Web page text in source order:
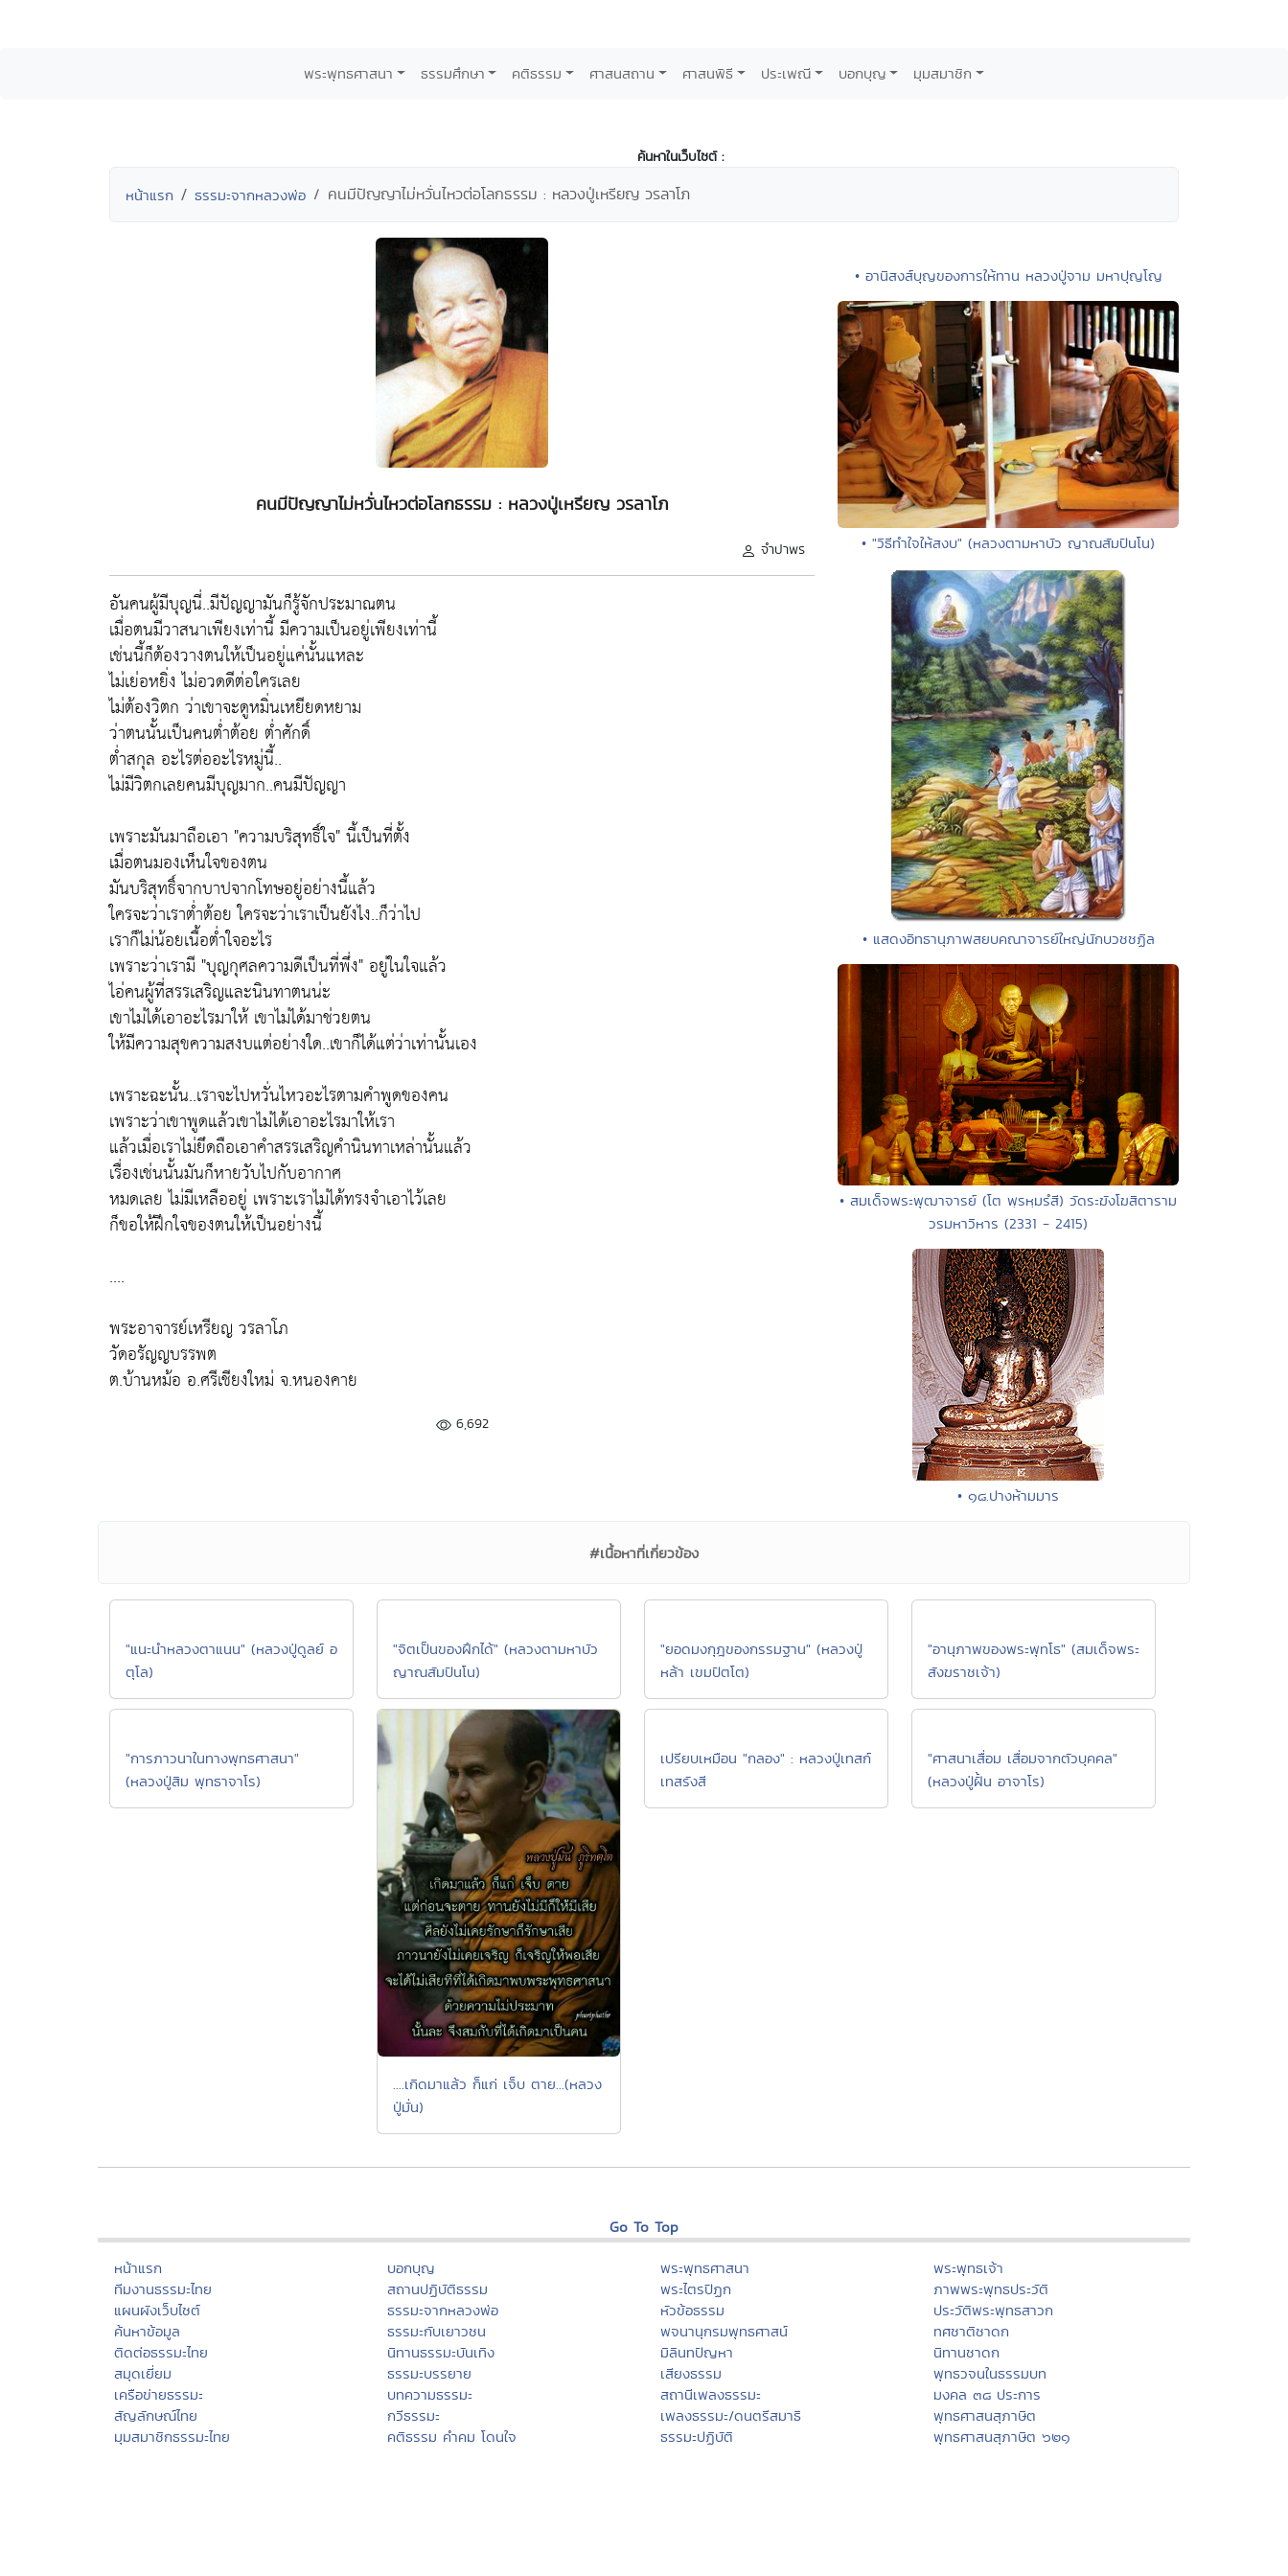
พระพุทธศาสนา ธรรมศึกษา คติธรรม ศาสนสถาน ศาสนพิธี ประเพณี บอกบุญ มุมสมาชิก
ค้นหาในเว็บไซต์ :
หน้าแรก ธรรมะจากหลวงพ่อ คนมีปัญญาไม่หวั่นไหวต่อโลกธรรม : หลวงปู่เหรียญ วรลาโภ
คนมีปัญญาไม่หวั่นไหวต่อโลกธรรม : หลวงปู่เหรียญ วรลาโภ
จำปาพร
อันคนผู้มีบุญนี่..มีปัญญามันก็รู้จักประมาณตน
เมื่อตนมีวาสนาเพียงเท่านี้ มีความเป็นอยู่เพียงเท่านี้
เช่นนี้ก็ต้องวางตนให้เป็นอยู่แค่นั้นแหละ
ไม่เย่อหยิ่ง ไม่อวดดีต่อใครเลย
ไม่ต้องวิตก ว่าเขาจะดูหมิ่นเหยียดหยาม
ว่าตนนั้นเป็นคนต่ำต้อย ต่ำศักดิ์
ต่ำสกุล อะไรต่ออะไรหมู่นี้..
ไม่มีวิตกเลยคนมีบุญมาก..คนมีปัญญา
เพราะมันมาถือเอา "ความบริสุทธิ์ใจ" นี้เป็นที่ตั้ง
เมื่อตนมองเห็นใจของตน
มันบริสุทธิ์จากบาปจากโทษอยู่อย่างนี้แล้ว
ใครจะว่าเราต่ำต้อย ใครจะว่าเราเป็นยังไง..ก็ว่าไป
เราก็ไม่น้อยเนื้อต่ำใจอะไร
เพราะว่าเรามี "บุญกุศลความดีเป็นที่พึ่ง" อยู่ในใจแล้ว
ไอ่คนผู้ที่สรรเสริญและนินทาตนน่ะ
เขาไม่ได้เอาอะไรมาให้ เขาไม่ได้มาช่วยตน
ให้มีความสุขความสงบแต่อย่างใด..เขาก็ได้แต่ว่าเท่านั้นเอง
เพราะฉะนั้น..เราจะไปหวั่นไหวอะไรตามคำพูดของคน
เพราะว่าเขาพูดแล้วเขาไม่ได้เอาอะไรมาให้เรา
แล้วเมื่อเราไม่ยึดถือเอาคำสรรเสริญคำนินทาเหล่านั้นแล้ว
เรื่องเช่นนั้นมันก็หายวับไปกับอากาศ
หมดเลย ไม่มีเหลืออยู่ เพราะเราไม่ได้ทรงจำเอาไว้เลย
ก็ขอให้ฝึกใจของตนให้เป็นอย่างนี้
....
พระอาจารย์เหรียญ วรลาโภ
วัดอรัญญบรรพต
ต.บ้านหม้อ อ.ศรีเชียงใหม่ จ.หนองคาย
6,692
• อานิสงส์บุญของการให้ทาน หลวงปู่จาม มหาปุญโญ
• "วิธีทำใจให้สงบ" (หลวงตามหาบัว ญาณสัมปันโน)
• แสดงอิทธานุภาพสยบคณาจารย์ใหญ่นักบวชชฏิล
• สมเด็จพระพุฒาจารย์ (โต พฺรหฺมรํสี) วัดระฆังโฆสิตาราม
วรมหาวิหาร (2331 - 2415)
• ๑๘.ปางห้ามมาร
#เนื้อหาที่เกี่ยวข้อง
"แนะนำหลวงตาแนน" (หลวงปู่ดูลย์ อ
ตุโล)
"จิตเป็นของฝึกได้" (หลวงตามหาบัว
ญาณสัมปันโน)
"ยอดมงกุฎของกรรมฐาน" (หลวงปู่
หล้า เขมปัตโต)
"อานุภาพของพระพุทโธ" (สมเด็จพระ
สังฆราชเจ้า)
"การภาวนาในทางพุทธศาสนา"
(หลวงปู่สิม พุทธาจาโร)
....เกิดมาแล้ว ก็แก่ เจ็บ ตาย...(หลวง
ปู่มั่น)
เปรียบเหมือน "กลอง" : หลวงปู่เทสก์
เทสรังสี
"ศาสนาเสื่อม เสื่อมจากตัวบุคคล"
(หลวงปู่ฝั้น อาจาโร)
Go To Top
หน้าแรก
ทีมงานธรรมะไทย
แผนผังเว็บไซต์
ค้นหาข้อมูล
ติดต่อธรรมะไทย
สมุดเยี่ยม
เครือข่ายธรรมะ
สัญลักษณ์ไทย
มุมสมาชิกธรรมะไทย
บอกบุญ
สถานปฏิบัติธรรม
ธรรมะจากหลวงพ่อ
ธรรมะกับเยาวชน
นิทานธรรมะบันเทิง
ธรรมะบรรยาย
บทความธรรมะ
กวีธรรมะ
คติธรรม คำคม โดนใจ
พระพุทธศาสนา
พระไตรปิฏก
หัวข้อธรรม
พจนานุกรมพุทธศาสน์
มิลินทปัญหา
เสียงธรรม
สถานีเพลงธรรมะ
เพลงธรรมะ/ดนตรีสมาธิ
ธรรมะปฏิบัติ
พระพุทธเจ้า
ภาพพระพุทธประวัติ
ประวัติพระพุทธสาวก
ทศชาติชาดก
นิทานชาดก
พุทธวจนในธรรมบท
มงคล ๓๘ ประการ
พุทธศาสนสุภาษิต
พุทธศาสนสุภาษิต ๖๒๑